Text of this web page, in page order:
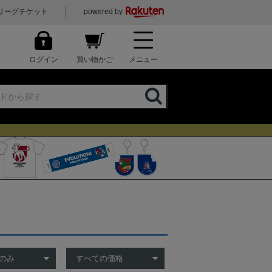
ーグチケット powered by
ログイン 買い物かご メニュー